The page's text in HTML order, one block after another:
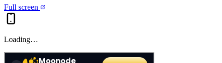
Full screen
Loading…